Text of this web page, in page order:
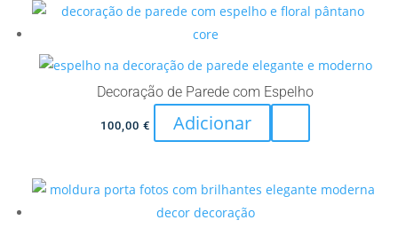
through
61,00 €
multiple
may
the
Decoração de Parede com Espelho
100,00 € Adicionar